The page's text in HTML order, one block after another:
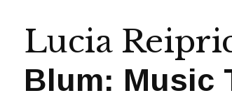
Lucia
Blum: Music